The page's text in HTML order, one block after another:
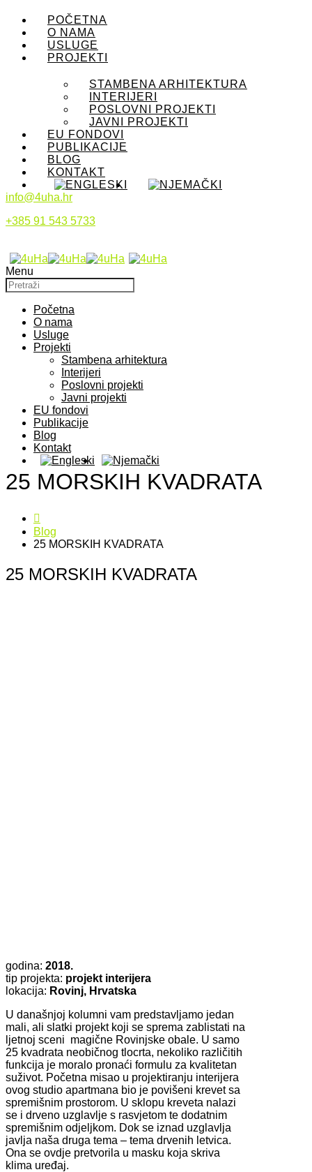
POČETNA
O NAMA
USLUGE
PROJEKTI
STAMBENA ARHITEKTURA
INTERIJERI
POSLOVNI PROJEKTI
JAVNI PROJEKTI
EU FONDOVI
PUBLIKACIJE
BLOG
KONTAKT
info@4uha.hr
+385 91 543 5733
Menu
Početna
O nama
Usluge
Projekti
Stambena arhitektura
Interijeri
Poslovni projekti
Javni projekti
EU fondovi
Publikacije
Blog
Kontakt
25 MORSKIH KVADRATA
Blog
25 MORSKIH KVADRATA
25 MORSKIH KVADRATA
godina: 2018.
tip projekta: projekt interijera
lokacija: Rovinj, Hrvatska
U današnjoj kolumni vam predstavljamo jedan
mali, ali slatki projekt koji se sprema zablistati na
ljetnoj sceni magične Rovinjske obale. U samo
25 kvadrata neobičnog tlocrta, nekoliko različitih
funkcija je moralo pronaći formulu za kvalitetan
suživot. Početna misao u projektiranju interijera
ovog studio apartmana bio je povišeni krevet sa
spremišnim prostorom. U sklopu kreveta nalazi
se i drveno uzglavlje s rasvjetom te dodatnim
spremišnim odjeljkom. Dok se iznad uzglavlja
javlja naša druga tema – tema drvenih letvica.
Ona se ovdje pretvorila u masku koja skriva
klima uređaj.